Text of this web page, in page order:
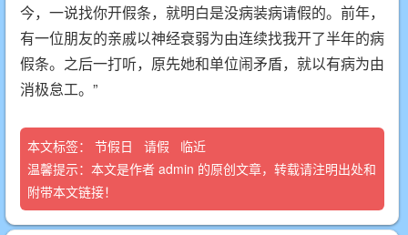
今，一说找你开假条，就明白是没病装病请假的。前年，
有一位朋友的亲戚以神经衰弱为由连续找我开了半年的病
假条。之后一打听，原先她和单位闹矛盾，就以有病为由
消极怠工。”
本文标签： 节假日 请假
临近
温馨提示：本文是作者 admin 的原创文章，转载请注明出处和
附带本文链接！